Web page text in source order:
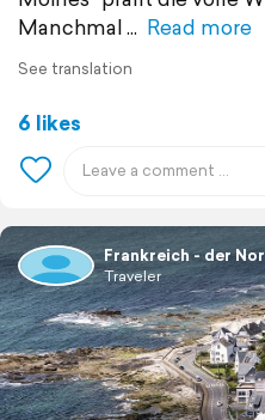
Manchmal
Read more
See translation
6 likes
Frankreich - der
Traveler